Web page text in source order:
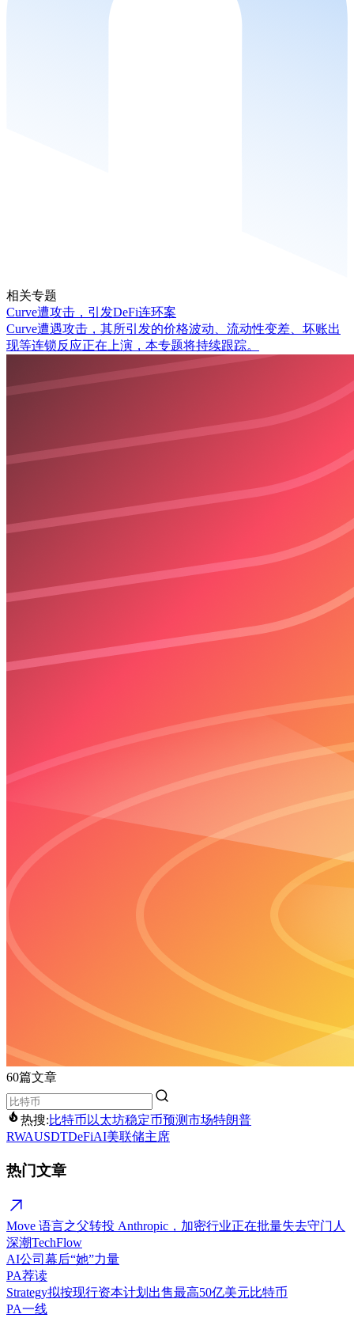
相关专题
Curve遭攻击，引发DeFi连环案
Curve遭遇攻击，其所引发的价格波动、流动性变差、坏账出
现等连锁反应正在上演，本专题将持续跟踪。
60篇文章
热搜:比特币 以太坊稳定币预测市场特朗普
RWAUSDTDeFiAI美联储主席
热门文章
Move 语言之父转投 Anthropic，加密行业正在批量失去守门人
深潮TechFlow
AI公司幕后“她”力量
PA荐读
Strategy拟按现行资本计划出售最高50亿美元比特币
PA一线